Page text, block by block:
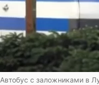
Автобус с заложниками в